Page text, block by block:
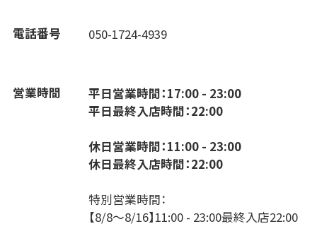
電話番号 050-1724-4939
営業時間
平日営業時間：17:00 - 23:00
平日最終入店時間：22:00
休日営業時間：11:00 - 23:00
休日最終入店時間：22:00
特別営業時間：
【8/8～8/16】11:00 - 23:00最終入店22:00